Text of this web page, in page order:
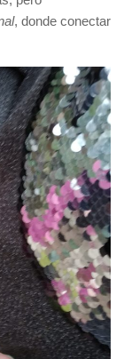
, donde conectar